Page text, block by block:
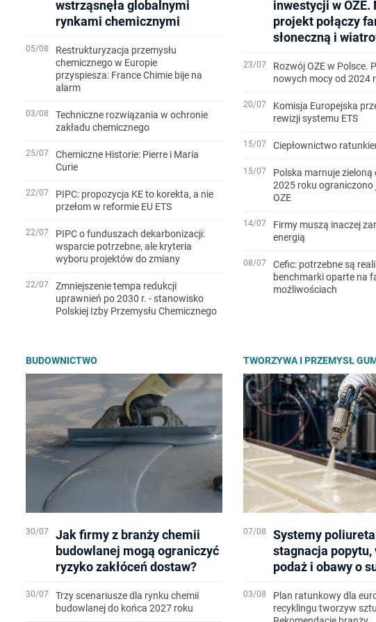
wstrząsnęła globalnymi
rynkami chemicznymi
05/08
Restrukturyzacja przemysłu
chemicznego w Europie
przyspiesza: France Chimie bije na
alarm
03/08
Techniczne rozwiązania w ochronie
zakładu chemicznego
25/07
Chemiczne Historie: Pierre i Maria
Curie
22/07
PIPC: propozycja KE to korekta, a nie
przełom w reformie EU ETS
22/07
PIPC o funduszach dekarbonizacji:
wsparcie potrzebne, ale kryteria
wyboru projektów do zmiany
22/07
Zmniejszenie tempa redukcji
uprawnień po 2030 r. - stanowisko
Polskiej Izby Przemysłu Chemicznego
inwestycji w OZE.
projekt połączy
słoneczną i
23/07
Rozwój OZE w Polsce.
nowych mocy od 2024
20/07
Komisja Europejska
rewizji systemu ETS
15/07 Ciepłownictwo
15/07
Polska marnuje zieloną
2025 roku ograniczono
OZE
14/07
Firmy muszą inaczej
energią
08/07
Cefic: potrzebne są
benchmarki oparte na
możliwościach
BUDOWNICTWO
30/07
Jak firmy z branży chemii
budowlanej mogą ograniczyć
ryzyko zakłóceń dostaw?
30/07
Trzy scenariusze dla rynku chemii
budowlanej do końca 2027 roku
TWORZYWA I PRZEMYSŁ
07/08
Systemy
stagnacja popytu,
podaż i obawy o
03/08
Plan ratunkowy dla
recyklingu tworzyw